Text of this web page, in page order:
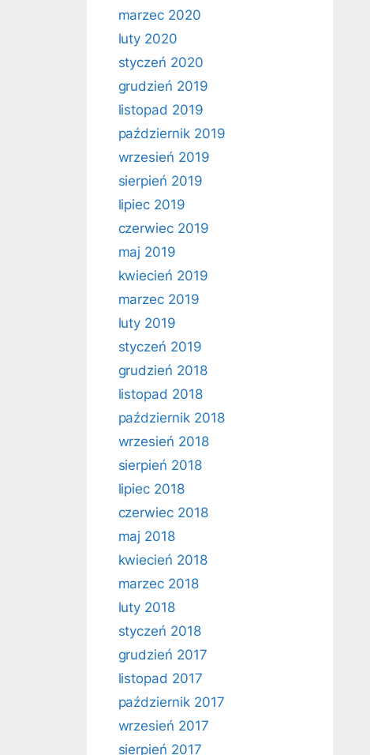
marzec 2020
luty 2020
styczeń 2020
grudzień 2019
listopad 2019
październik 2019
wrzesień 2019
sierpień 2019
lipiec 2019
czerwiec 2019
maj 2019
kwiecień 2019
marzec 2019
luty 2019
styczeń 2019
grudzień 2018
listopad 2018
październik 2018
wrzesień 2018
sierpień 2018
lipiec 2018
czerwiec 2018
maj 2018
kwiecień 2018
marzec 2018
luty 2018
styczeń 2018
grudzień 2017
listopad 2017
październik 2017
wrzesień 2017
sierpień 2017